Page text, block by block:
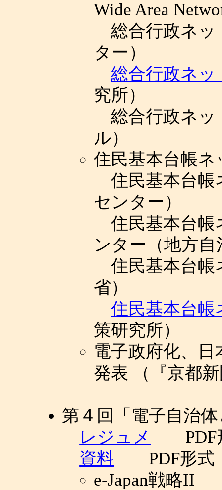
Wide Area
総合行政ネッ
ター）
総合行政ネッ
究所）
総合行政ネッ
ル）
住民基本台帳
住民基本台帳
センター）
住民基本台帳
ンター（地方
住民基本台帳
省）
住民基本台
策研究所）
電子政府化、
発表 （『京都
第４回「電子自治
レジュメ
PDF
資料 PDF形式
e-Japan戦略II